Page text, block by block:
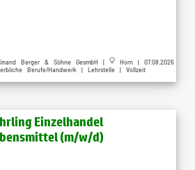
Berger & Söhne GesmbH |
Horn | 07.08.2026
Berufe/Handwerk | Lehrstelle | Vollzeit
Einzelhandel
(m/w/d)